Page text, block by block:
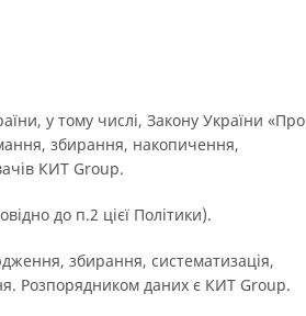
у тому числі, Закону України «Про
збирання, накопичення,
КИТ Group.
до п.2 цієї Політики).
збирання, систематизація,
Розпорядником даних є КИТ Group.